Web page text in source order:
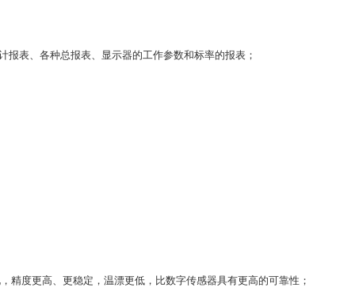
表、各种总报表、显示器的工作参数和标率的报表；
度更高、更稳定，温漂更低，比数字传感器具有更高的可靠性；